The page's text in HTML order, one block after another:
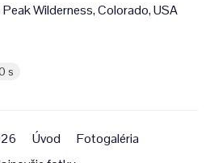
Wilderness, Colorado, USA
s
Úvod
Fotogaléria